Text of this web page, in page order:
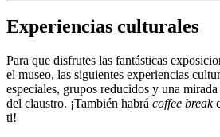
Experiencias culturales
Para que disfrutes las fantásticas
el museo, las siguientes experiencias
especiales, grupos reducidos y una
del claustro. ¡También habrá coffee break
ti!